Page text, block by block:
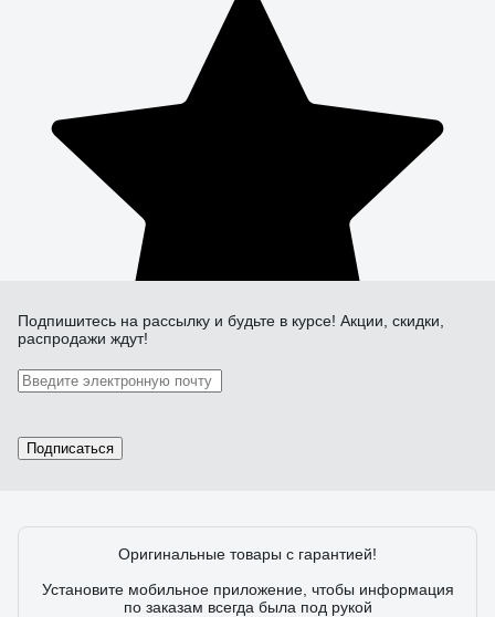
Подпишитесь на рассылку и будьте в курсе! Акции, скидки,
распродажи ждут!
Подписаться
Оригинальные товары с гарантией!
Установите мобильное приложение, чтобы информация
по заказам всегда была под рукой